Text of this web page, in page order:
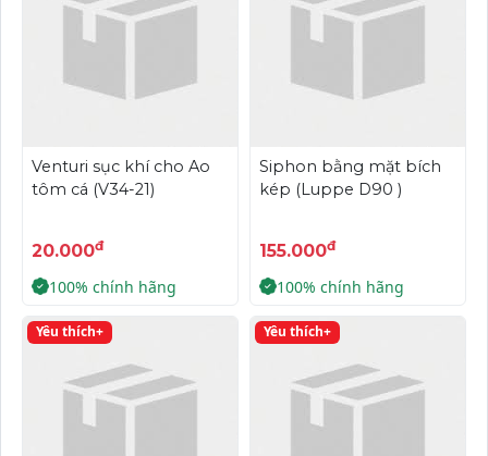
Venturi sục khí cho Ao
tôm cá (V34-21)
20.000đ
100% chính hãng
Siphon bằng mặt bích
kép (Luppe D90 )
155.000đ
100% chính hãng
Yêu thích+ Yêu thích+